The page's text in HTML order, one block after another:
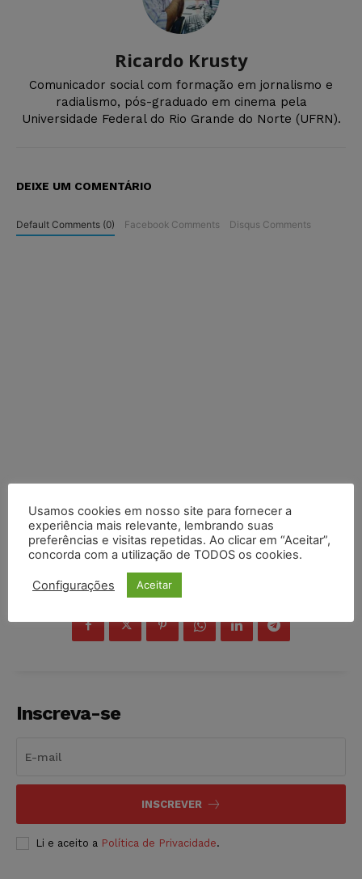
Ricardo Krusty
Comunicador social com formação em jornalismo e
radialismo, pós-graduado em cinema pela
Universidade Federal do Rio Grande do Norte (UFRN).
DEIXE UM COMENTÁRIO
Default Comments (0) Facebook Comments Disqus Comments
COMPARTILHE
Inscreva-se
INSCREVER
Li e aceito a Política de Privacidade.
Usamos cookies em nosso site para fornecer a
experiência mais relevante, lembrando suas
preferências e visitas repetidas. Ao clicar em “Aceitar”,
concorda com a utilização de TODOS os cookies.
Configurações Aceitar